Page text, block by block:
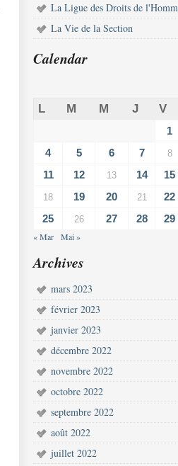
La Ligue des Droits de
La Vie de la Section
Calendar
L M M J V
1
4 5 6 7 8
11 12 13 14 15
18 19 20 21 22
25 26 27 28 29
« Mar Mai »
Archives
mars 2023
février 2023
janvier 2023
décembre 2022
novembre 2022
octobre 2022
septembre 2022
août 2022
juillet 2022